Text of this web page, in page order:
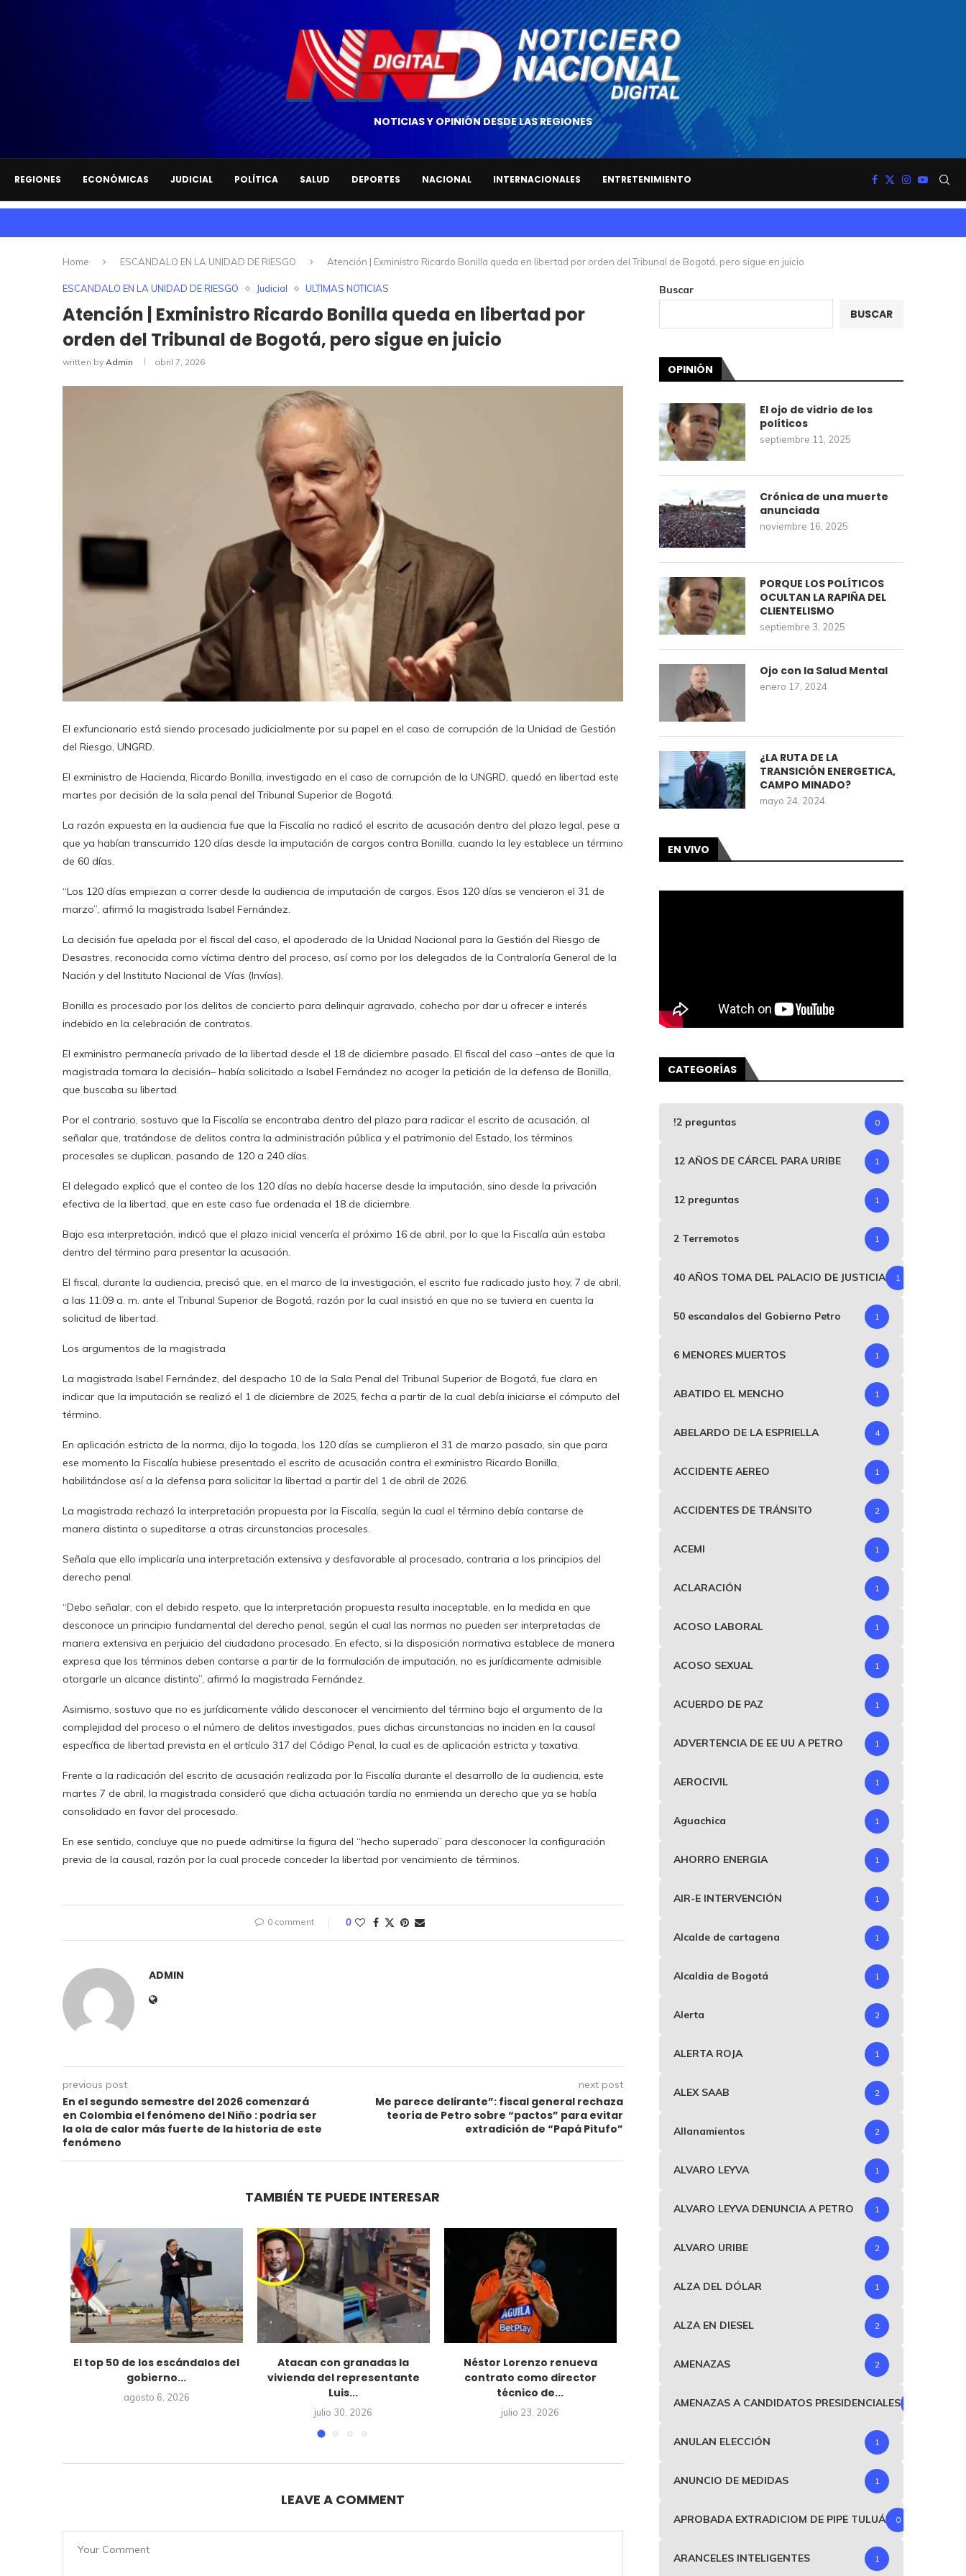
NOTICIAS Y OPINIÓN DESDE LAS REGIONES
REGIONES ECONÓMICAS JUDICIAL POLÍTICA SALUD DEPORTES NACIONAL INTERNACIONALES ENTRETENIMIENTO
Home ESCANDALO EN LA UNIDAD DE RIESGO Atención | Exministro Ricardo Bonilla queda en libertad por orden del Tribunal de Bogotá, pero sigue en juicio
ESCANDALO EN LA UNIDAD DE RIESGO Judicial ULTIMAS NOTICIAS
Atención | Exministro Ricardo Bonilla queda en libertad por
orden del Tribunal de Bogotá, pero sigue en juicio
written by Admin abril 7, 2026
El exfuncionario está siendo procesado judicialmente por su papel en el caso de corrupción de la Unidad de Gestión
del Riesgo, UNGRD.
El exministro de Hacienda, Ricardo Bonilla, investigado en el caso de corrupción de la UNGRD, quedó en libertad este
martes por decisión de la sala penal del Tribunal Superior de Bogotá.
La razón expuesta en la audiencia fue que la Fiscalía no radicó el escrito de acusación dentro del plazo legal, pese a
que ya habían transcurrido 120 días desde la imputación de cargos contra Bonilla, cuando la ley establece un término
de 60 días.
“Los 120 días empiezan a correr desde la audiencia de imputación de cargos. Esos 120 días se vencieron el 31 de
marzo”, afirmó la magistrada Isabel Fernández.
La decisión fue apelada por el fiscal del caso, el apoderado de la Unidad Nacional para la Gestión del Riesgo de
Desastres, reconocida como víctima dentro del proceso, así como por los delegados de la Contraloría General de la
Nación y del Instituto Nacional de Vías (Invías).
Bonilla es procesado por los delitos de concierto para delinquir agravado, cohecho por dar u ofrecer e interés
indebido en la celebración de contratos.
El exministro permanecía privado de la libertad desde el 18 de diciembre pasado. El fiscal del caso –antes de que la
magistrada tomara la decisión– había solicitado a Isabel Fernández no acoger la petición de la defensa de Bonilla,
que buscaba su libertad.
Por el contrario, sostuvo que la Fiscalía se encontraba dentro del plazo para radicar el escrito de acusación, al
señalar que, tratándose de delitos contra la administración pública y el patrimonio del Estado, los términos
procesales se duplican, pasando de 120 a 240 días.
El delegado explicó que el conteo de los 120 días no debía hacerse desde la imputación, sino desde la privación
efectiva de la libertad, que en este caso fue ordenada el 18 de diciembre.
Bajo esa interpretación, indicó que el plazo inicial vencería el próximo 16 de abril, por lo que la Fiscalía aún estaba
dentro del término para presentar la acusación.
El fiscal, durante la audiencia, precisó que, en el marco de la investigación, el escrito fue radicado justo hoy, 7 de abril,
a las 11:09 a. m. ante el Tribunal Superior de Bogotá, razón por la cual insistió en que no se tuviera en cuenta la
solicitud de libertad.
Los argumentos de la magistrada
La magistrada Isabel Fernández, del despacho 10 de la Sala Penal del Tribunal Superior de Bogotá, fue clara en
indicar que la imputación se realizó el 1 de diciembre de 2025, fecha a partir de la cual debía iniciarse el cómputo del
término.
En aplicación estricta de la norma, dijo la togada, los 120 días se cumplieron el 31 de marzo pasado, sin que para
ese momento la Fiscalía hubiese presentado el escrito de acusación contra el exministro Ricardo Bonilla,
habilitándose así a la defensa para solicitar la libertad a partir del 1 de abril de 2026.
La magistrada rechazó la interpretación propuesta por la Fiscalía, según la cual el término debía contarse de
manera distinta o supeditarse a otras circunstancias procesales.
Señala que ello implicaría una interpretación extensiva y desfavorable al procesado, contraria a los principios del
derecho penal.
“Debo señalar, con el debido respeto, que la interpretación propuesta resulta inaceptable, en la medida en que
desconoce un principio fundamental del derecho penal, según el cual las normas no pueden ser interpretadas de
manera extensiva en perjuicio del ciudadano procesado. En efecto, si la disposición normativa establece de manera
expresa que los términos deben contarse a partir de la formulación de imputación, no es jurídicamente admisible
otorgarle un alcance distinto”, afirmó la magistrada Fernández.
Asimismo, sostuvo que no es jurídicamente válido desconocer el vencimiento del término bajo el argumento de la
complejidad del proceso o el número de delitos investigados, pues dichas circunstancias no inciden en la causal
específica de libertad prevista en el artículo 317 del Código Penal, la cual es de aplicación estricta y taxativa.
Frente a la radicación del escrito de acusación realizada por la Fiscalía durante el desarrollo de la audiencia, este
martes 7 de abril, la magistrada consideró que dicha actuación tardía no enmienda un derecho que ya se había
consolidado en favor del procesado.
En ese sentido, concluye que no puede admitirse la figura del “hecho superado” para desconocer la configuración
previa de la causal, razón por la cual procede conceder la libertad por vencimiento de términos.
0 comment 0
ADMIN
previous post
En el segundo semestre del 2026 comenzará
en Colombia el fenómeno del Niño : podría ser
la ola de calor más fuerte de la historia de este
fenómeno
next post
Me parece delirante”: fiscal general rechaza
teoría de Petro sobre “pactos” para evitar
extradición de “Papá Pitufo”
TAMBIÉN TE PUEDE INTERESAR
El top 50 de los escándalos del
gobierno...
agosto 6, 2026
Atacan con granadas la
vivienda del representante
Luis...
julio 30, 2026
Néstor Lorenzo renueva
contrato como director
técnico de...
julio 23, 2026
La Fifa abrió investigación
julio 17, 2026
Reino Unido pide a la FIFA
investigue...
julio 16, 2026
LEAVE A COMMENT
Buscar
BUSCAR
OPINIÓN
El ojo de vidrio de los
políticos
septiembre 11, 2025
Crónica de una muerte
anunciada
noviembre 16, 2025
PORQUE LOS POLÍTICOS
OCULTAN LA RAPIÑA DEL
CLIENTELISMO
septiembre 3, 2025
Ojo con la Salud Mental
enero 17, 2024
¿LA RUTA DE LA
TRANSICIÓN ENERGETICA,
CAMPO MINADO?
mayo 24, 2024
EN VIVO
CATEGORÍAS
!2 preguntas 0
12 AÑOS DE CÁRCEL PARA URIBE 1
12 preguntas 1
2 Terremotos 1
40 AÑOS TOMA DEL PALACIO DE JUSTICIA 1
50 escandalos del Gobierno Petro 1
6 MENORES MUERTOS 1
ABATIDO EL MENCHO 1
ABELARDO DE LA ESPRIELLA 4
ACCIDENTE AEREO 1
ACCIDENTES DE TRÁNSITO 2
ACEMI 1
ACLARACIÓN 1
ACOSO LABORAL 1
ACOSO SEXUAL 1
ACUERDO DE PAZ 1
ADVERTENCIA DE EE UU A PETRO 1
AEROCIVIL 1
Aguachica 1
AHORRO ENERGIA 1
AIR-E INTERVENCIÓN 1
Alcalde de cartagena 1
Alcaldia de Bogotá 1
Alerta 2
ALERTA ROJA 1
ALEX SAAB 2
Allanamientos 2
ALVARO LEYVA 1
ALVARO LEYVA DENUNCIA A PETRO 1
ALVARO URIBE 2
ALZA DEL DÓLAR 1
ALZA EN DIESEL 2
AMENAZAS 2
AMENAZAS A CANDIDATOS PRESIDENCIALES
ANULAN ELECCIÓN 1
ANUNCIO DE MEDIDAS 1
APROBADA EXTRADICIOM DE PIPE TULUÁ 0
ARANCELES INTELIGENTES 1